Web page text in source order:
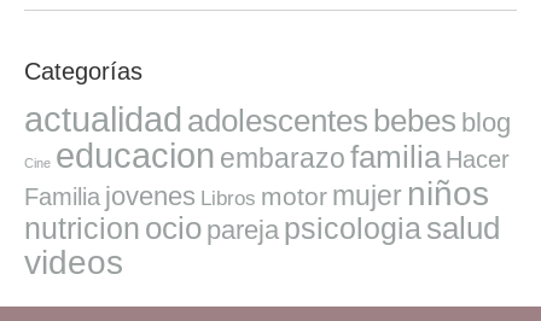
Categorías
actualidad adolescentes bebes blog
Cine educacion embarazofamilia Hacer
Familia jovenes Libros motor mujer niños
nutricion ocio pareja psicologiasalud
videos